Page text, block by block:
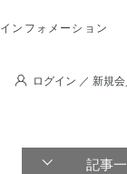
インフォメーション
ログイン ／ 新規
記事